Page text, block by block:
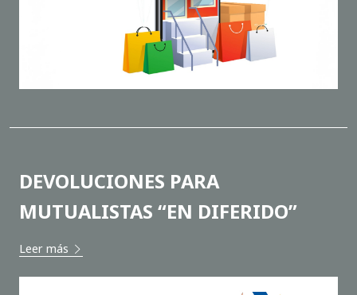
DEVOLUCIONES PARA
MUTUALISTAS “EN DIFERIDO”
Leer más